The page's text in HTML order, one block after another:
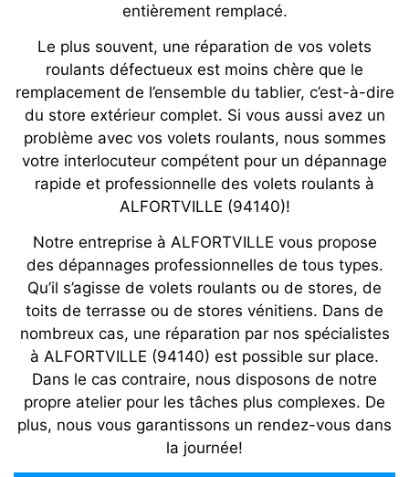
entièrement remplacé.
Le plus souvent, une réparation de vos volets
roulants défectueux est moins chère que le
remplacement de l’ensemble du tablier, c’est-à-dire
du store extérieur complet. Si vous aussi avez un
problème avec vos volets roulants, nous sommes
votre interlocuteur compétent pour un dépannage
rapide et professionnelle des volets roulants à
ALFORTVILLE (94140)!
Notre entreprise à ALFORTVILLE vous propose
des dépannages professionnelles de tous types.
Qu’il s’agisse de volets roulants ou de stores, de
toits de terrasse ou de stores vénitiens. Dans de
nombreux cas, une réparation par nos spécialistes
à ALFORTVILLE (94140) est possible sur place.
Dans le cas contraire, nous disposons de notre
propre atelier pour les tâches plus complexes. De
plus, nous vous garantissons un rendez-vous dans
la journée!